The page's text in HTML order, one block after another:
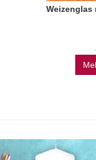
Weizenglas